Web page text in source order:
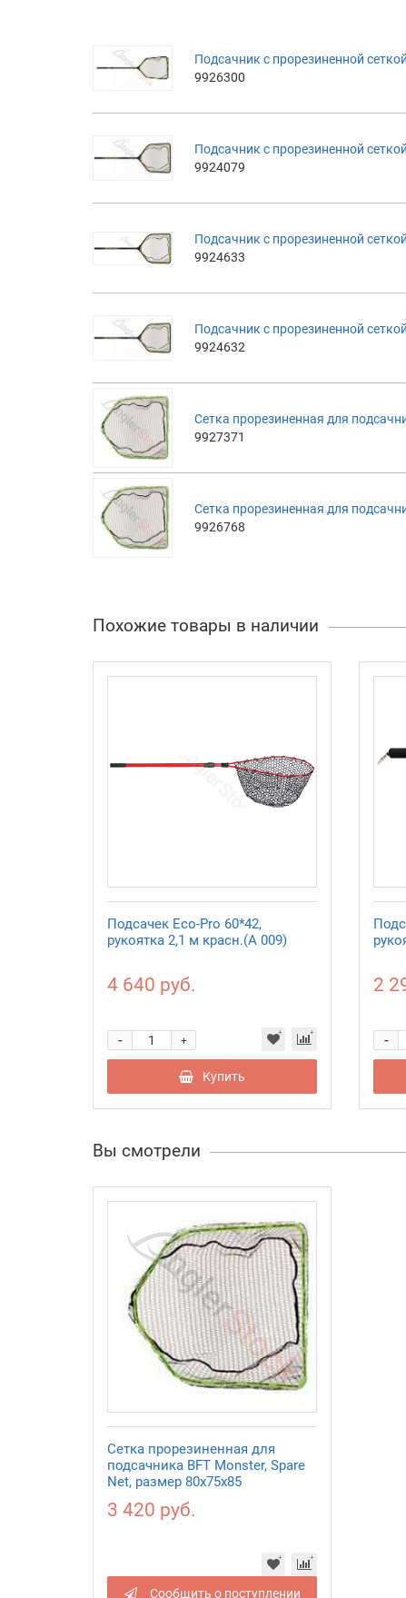
Подсачник с прорезиненной
9926300
Подсачник с прорезиненной
9924079
Подсачник с прорезиненной
9924633
Подсачник с прорезиненной
9924632
Сетка прорезиненная для
9927371
Сетка прорезиненная для
9926768
Похожие товары в наличии
Подсачек Eco-Pro 60*42,
рукоятка 2,1 м красн.(А 009)
4 640 руб.
+
-
Купить
2
-
Вы смотрели
Сетка прорезиненная для
подсачника BFT Monster, Spare
Net, размер 80x75x85
3 420 руб.
Сообщить о поступлении